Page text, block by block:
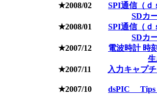
★2008/02 SPI通信（ｄ
SDカ
★2008/01 SPI通信（ｄ
SDカ
★2007/12 電波時計
★2007/11
入力キャプ
★2007/10 dsPIC
（AD変